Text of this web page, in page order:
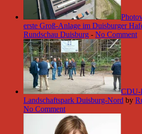
erste Groß-Anlage im Duisburger
Rundschau Duisburg - No Comment
CDU-
Landschaftspark Duisburg-Nord by
No Comment